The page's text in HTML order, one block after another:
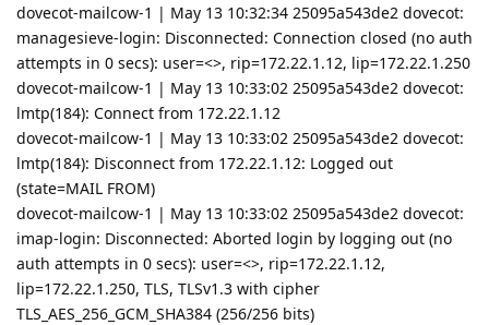
dovecot-mailcow-1 | May 13 10:32:34 25095a543de2 dovecot:
managesieve-login: Disconnected: Connection closed (no auth
attempts in 0 secs): user=<>, rip=172.22.1.12, lip=172.22.1.250
dovecot-mailcow-1 | May 13 10:33:02 25095a543de2 dovecot:
lmtp(184): Connect from 172.22.1.12
dovecot-mailcow-1 | May 13 10:33:02 25095a543de2 dovecot:
lmtp(184): Disconnect from 172.22.1.12: Logged out
(state=MAIL FROM)
dovecot-mailcow-1 | May 13 10:33:02 25095a543de2 dovecot:
imap-login: Disconnected: Aborted login by logging out (no
auth attempts in 0 secs): user=<>, rip=172.22.1.12,
lip=172.22.1.250, TLS, TLSv1.3 with cipher
TLS_AES_256_GCM_SHA384 (256/256 bits)